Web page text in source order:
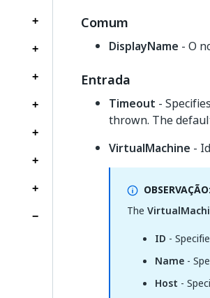
Comum
DisplayName - O
Entrada
Timeout -
thrown. The
VirtualMachine -
OBSERVAÇÃO:
The
ID -
Name -
Host -